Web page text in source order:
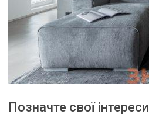
Позначте свої інтереси